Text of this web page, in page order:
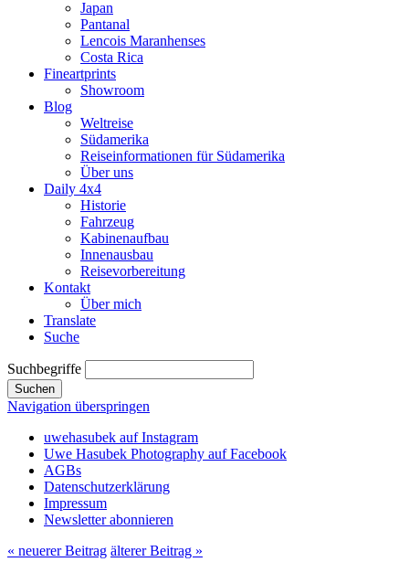
Japan
Pantanal
Lencois Maranhenses
Costa Rica
Fineartprints
Showroom
Blog
Weltreise
Südamerika
Reiseinformationen für Südamerika
Über uns
Daily 4x4
Historie
Fahrzeug
Kabinenaufbau
Innenausbau
Reisevorbereitung
Kontakt
Über mich
Translate
Suche
Suchbegriffe
Suchen
Navigation überspringen
uwehasubek auf Instagram
Uwe Hasubek Photography auf Facebook
AGBs
Datenschutzerklärung
Impressum
Newsletter abonnieren
« neuerer Beitrag älterer Beitrag »